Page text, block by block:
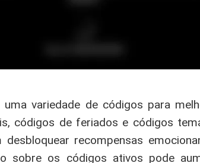
variedade de códigos para
códigos de feriados e códigos
recompensas
sobre os códigos ativos pode